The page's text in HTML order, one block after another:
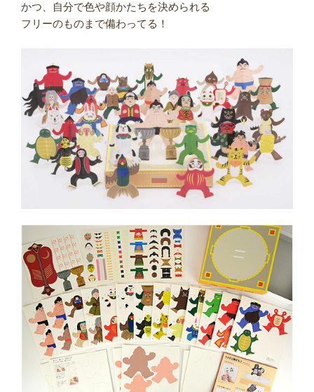
かつ、自分で色や顔かたちを決められる
フリーのものまで備わってる！